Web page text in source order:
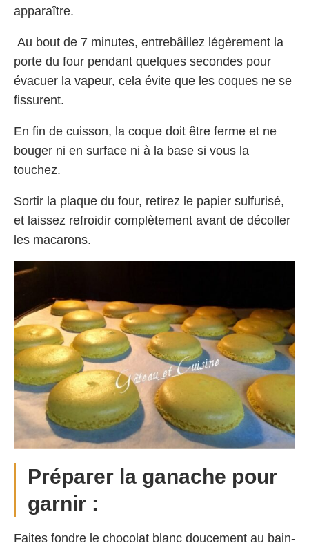
apparaître.
Au bout de 7 minutes, entrebâillez légèrement la
porte du four pendant quelques secondes pour
évacuer la vapeur, cela évite que les coques ne se
fissurent.
En fin de cuisson, la coque doit être ferme et ne
bouger ni en surface ni à la base si vous la
touchez.
Sortir la plaque du four, retirez le papier sulfurisé,
et laissez refroidir complètement avant de décoller
les macarons.
Préparer la ganache pour
garnir :
Faites fondre le chocolat blanc doucement au bain-